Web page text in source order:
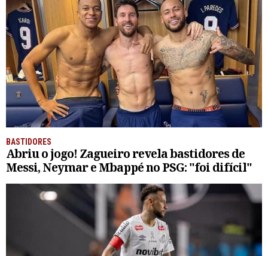
BASTIDORES
Abriu o jogo! Zagueiro revela bastidores de
Messi, Neymar e Mbappé no PSG: "foi difícil"